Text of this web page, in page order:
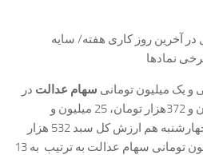
در آخرین روز کاری هفته/ سایه
نمادها
سهام عدالت در
روز شنبه به ترتیب به 13 میلیون و 372هزار تومان، 25 میلیون و
186هزار تومان رسید. در روز چهارشنبه هم ارزش کل سبد 532 هزار
تومانی سهام عدالت و یک میلیون تومانی سهام عدالت به ترتیب به 13